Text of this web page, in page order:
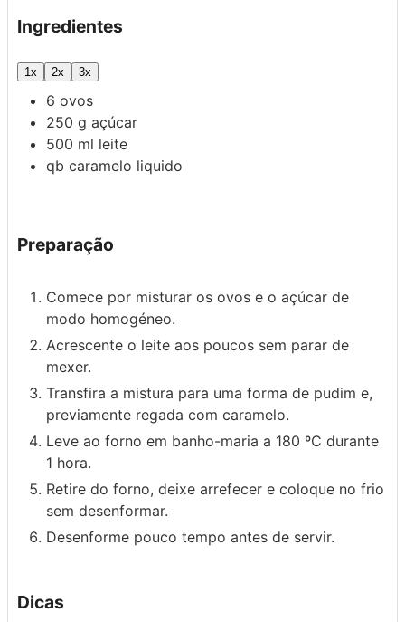
Ingredientes
1x 2x 3x
6 ovos
250 g açúcar
500 ml leite
qb caramelo liquido
Preparação
Comece por misturar os ovos e o açúcar de
modo homogéneo.
Acrescente o leite aos poucos sem parar de
mexer.
Transfira a mistura para uma forma de pudim e,
previamente regada com caramelo.
Leve ao forno em banho-maria a 180 ºC durante
1 hora.
Retire do forno, deixe arrefecer e coloque no frio
sem desenformar.
Desenforme pouco tempo antes de servir.
Dicas